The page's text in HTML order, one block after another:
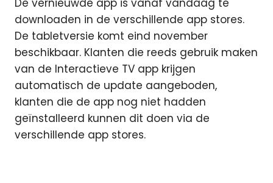
De vernieuwde app is vanaf vandaag te
downloaden in de verschillende app stores.
De tabletversie komt eind november
beschikbaar. Klanten die reeds gebruik maken
van de Interactieve TV app krijgen
automatisch de update aangeboden,
klanten die de app nog niet hadden
geïnstalleerd kunnen dit doen via de
verschillende app stores.